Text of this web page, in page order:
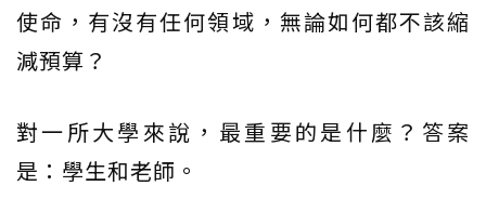
使命，有沒有任何領域，無論如何都不該縮
減預算？
對一所大學來說，最重要的是什麼？答案
是：學生和老師。